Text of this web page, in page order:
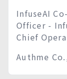
InfuseAI
Officer -
Chief
Authme